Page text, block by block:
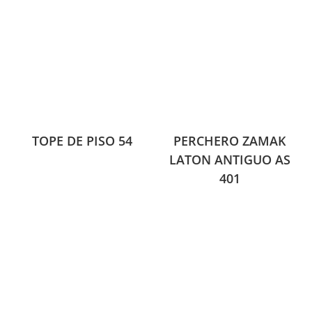
TOPE DE PISO 54
PERCHERO ZAMAK
LATON ANTIGUO AS
401